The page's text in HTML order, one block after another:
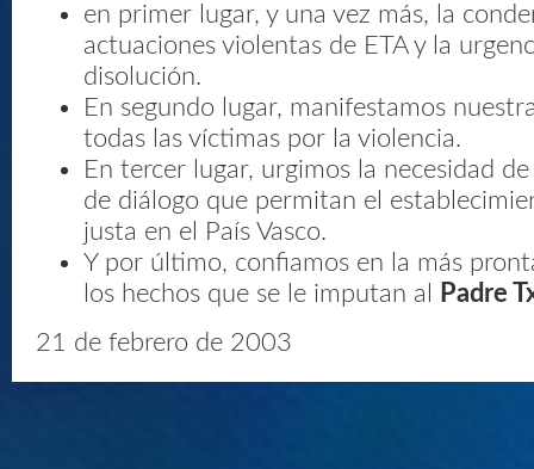
en primer lugar, y una vez más, la
actuaciones violentas de ETA y la
disolución.
En segundo lugar, manifestamos
todas las víctimas por la violencia.
En tercer lugar, urgimos la necesidad
de diálogo que permitan el
justa en el País Vasco.
Y por último, confiamos en la más
los hechos que se le imputan al
Padre
21 de febrero de 2003